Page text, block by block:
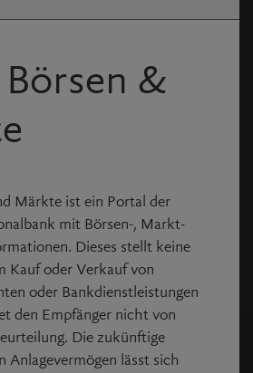
Anmelden
kostenlos und erstellen
und Kurslisten.
&
Märkte ist ein Portal der
mit Börsen-, Markt-
Dieses stellt keine
Kauf oder Verkauf von
oder Bankdienstleistungen
den Empfänger nicht von
Die zukünftige
Anlagevermögen lässt sich